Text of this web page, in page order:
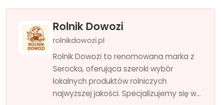
Rolnik Dowozi
rolnikdowozi.pl
Rolnik Dowozi to renomowana marka z
Serocka, oferująca szeroki wybór
lokalnych produktów rolniczych
najwyższej jakości. Specjalizujemy się w...